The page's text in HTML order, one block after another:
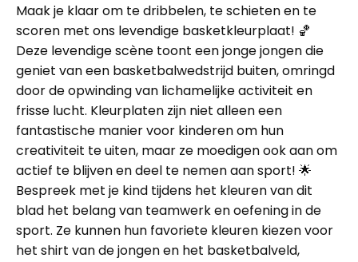
Maak je klaar om te dribbelen, te schieten en te
scoren met ons levendige basketkleurplaat! 🏀
Deze levendige scène toont een jonge jongen die
geniet van een basketbalwedstrijd buiten, omringd
door de opwinding van lichamelijke activiteit en
frisse lucht. Kleurplaten zijn niet alleen een
fantastische manier voor kinderen om hun
creativiteit te uiten, maar ze moedigen ook aan om
actief te blijven en deel te nemen aan sport! 🌟
Bespreek met je kind tijdens het kleuren van dit
blad het belang van teamwerk en oefening in de
sport. Ze kunnen hun favoriete kleuren kiezen voor
het shirt van de jongen en het basketbalveld,